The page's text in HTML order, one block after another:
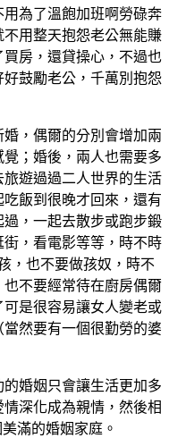
為了溫飽加班啊勞碌奔
用整天抱怨老公無能賺
房，還貸操心，不過也
鼓勵老公，千萬別抱怨
，偶爾的分別會增加兩
；婚後，兩人也需要多
遊過過二人世界的生活
飯到很晚才回來，還有
，一起去散步或跑步鍛
，看電影等等，時不時
，也不要做孩奴，時不
不要經常待在廚房偶爾
是很容易讓女人變老或
然要有一個很勤勞的婆
婚姻只會讓生活更加多
深化成為親情，然後相
滿的婚姻家庭。